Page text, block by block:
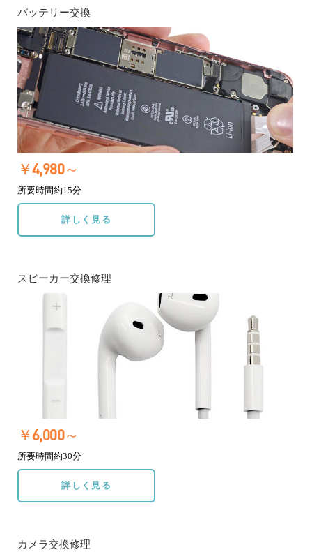
バッテリー交換
￥4,980～
所要時間約15分
詳しく見る
スピーカー交換修理
￥6,000～
所要時間約30分
詳しく見る
カメラ交換修理